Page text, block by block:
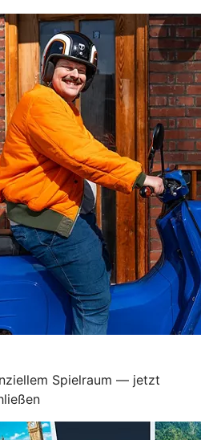
Spielraum — jetzt